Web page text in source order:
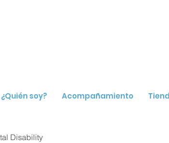
¿Quién soy? Acompañamiento
Disability